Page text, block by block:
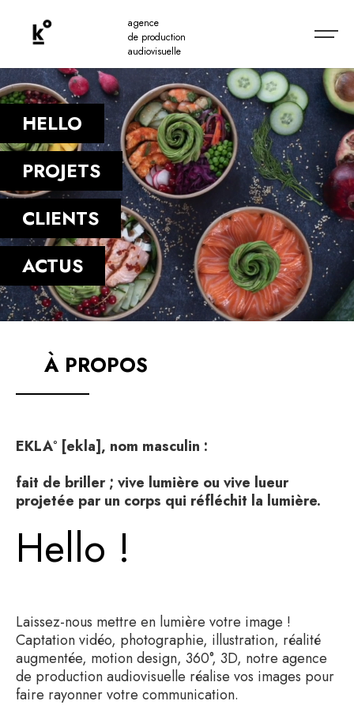
agence
de production
audiovisuelle
HELLO
PROJETS
CLIENTS
ACTUS
À PROPOS
EKLA° [ekla], nom masculin :
fait de briller ; vive lumière ou vive lueur
projetée par un corps qui réfléchit la lumière.
Hello !
Laissez-nous mettre en lumière votre image !
Captation vidéo, photographie, illustration, réalité
augmentée, motion design, 360°, 3D, notre agence
de production audiovisuelle réalise vos images pour
faire rayonner votre communication.